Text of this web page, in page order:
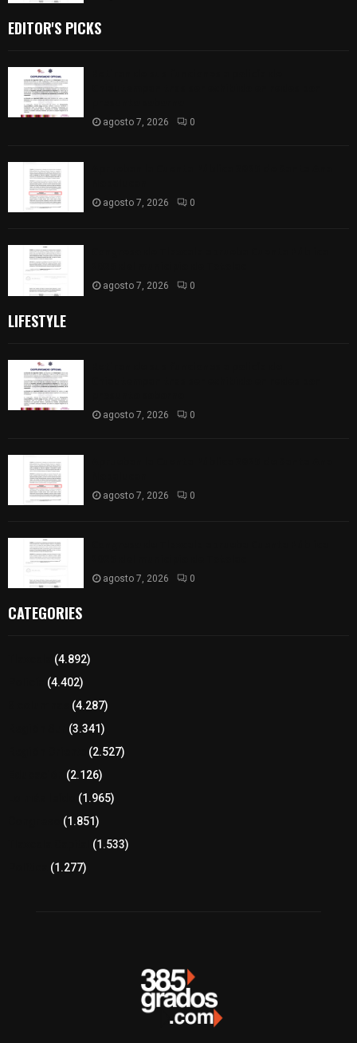
EDITOR'S PICKS
agosto 7, 2026 0
agosto 7, 2026 0
agosto 7, 2026 0
LIFESTYLE
agosto 7, 2026 0
agosto 7, 2026 0
agosto 7, 2026 0
CATEGORIES
(4.892)
(4.402)
(4.287)
(3.341)
(2.527)
(2.126)
(1.965)
(1.851)
(1.533)
(1.277)